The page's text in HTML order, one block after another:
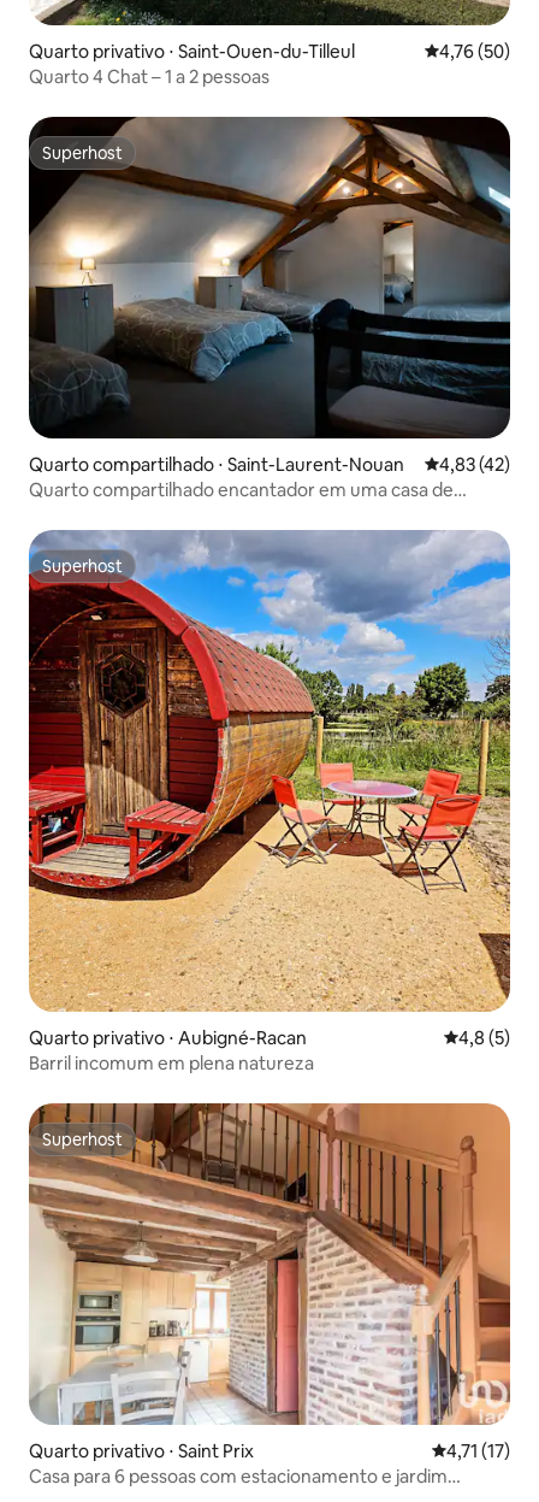
Quarto privativo ⋅ Saint-Ouen-du-Tilleul 4,76 de uma
4,76 (50)
Quarto 4 Chat – 1 a 2 pessoas
Superhost
Superhost
Quarto compartilhado ⋅ Saint-Laurent-Nouan 4,83 de uma
4,83 (42)
Quarto compartilhado encantador em uma casa de
Superhost
Superhost
Quarto privativo ⋅ Aubigné-Racan 4,8 de
4,8 (5)
Barril incomum em plena natureza
Superhost
Superhost
Quarto privativo ⋅ Saint Prix 4,71 de uma
4,71 (17)
Casa para 6 pessoas com estacionamento e jardim